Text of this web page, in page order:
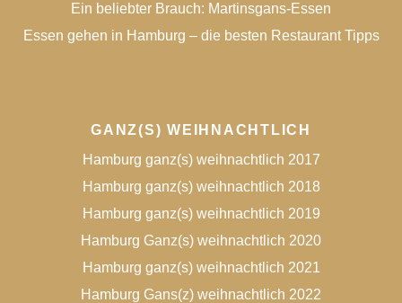
Ein beliebter Brauch: Martinsgans-Essen
Essen gehen in Hamburg – die besten Restaurant Tipps
GANZ(S) WEIHNACHTLICH
Hamburg ganz(s) weihnachtlich 2017
Hamburg ganz(s) weihnachtlich 2018
Hamburg ganz(s) weihnachtlich 2019
Hamburg Ganz(s) weihnachtlich 2020
Hamburg ganz(s) weihnachtlich 2021
Hamburg Gans(z) weihnachtlich 2022